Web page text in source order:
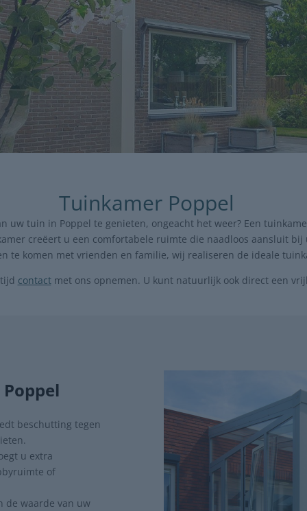
Tuinkamer Poppel
uw tuin in Poppel te genieten, ongeacht het weer? Een
creëert u een comfortabele ruimte die naadloos aansluit
te komen met vrienden en familie, wij realiseren de ideale
contactmet ons opnemen. U kunt natuurlijk ook direct een
beschutting tegen
u extra
of
de waarde van uw